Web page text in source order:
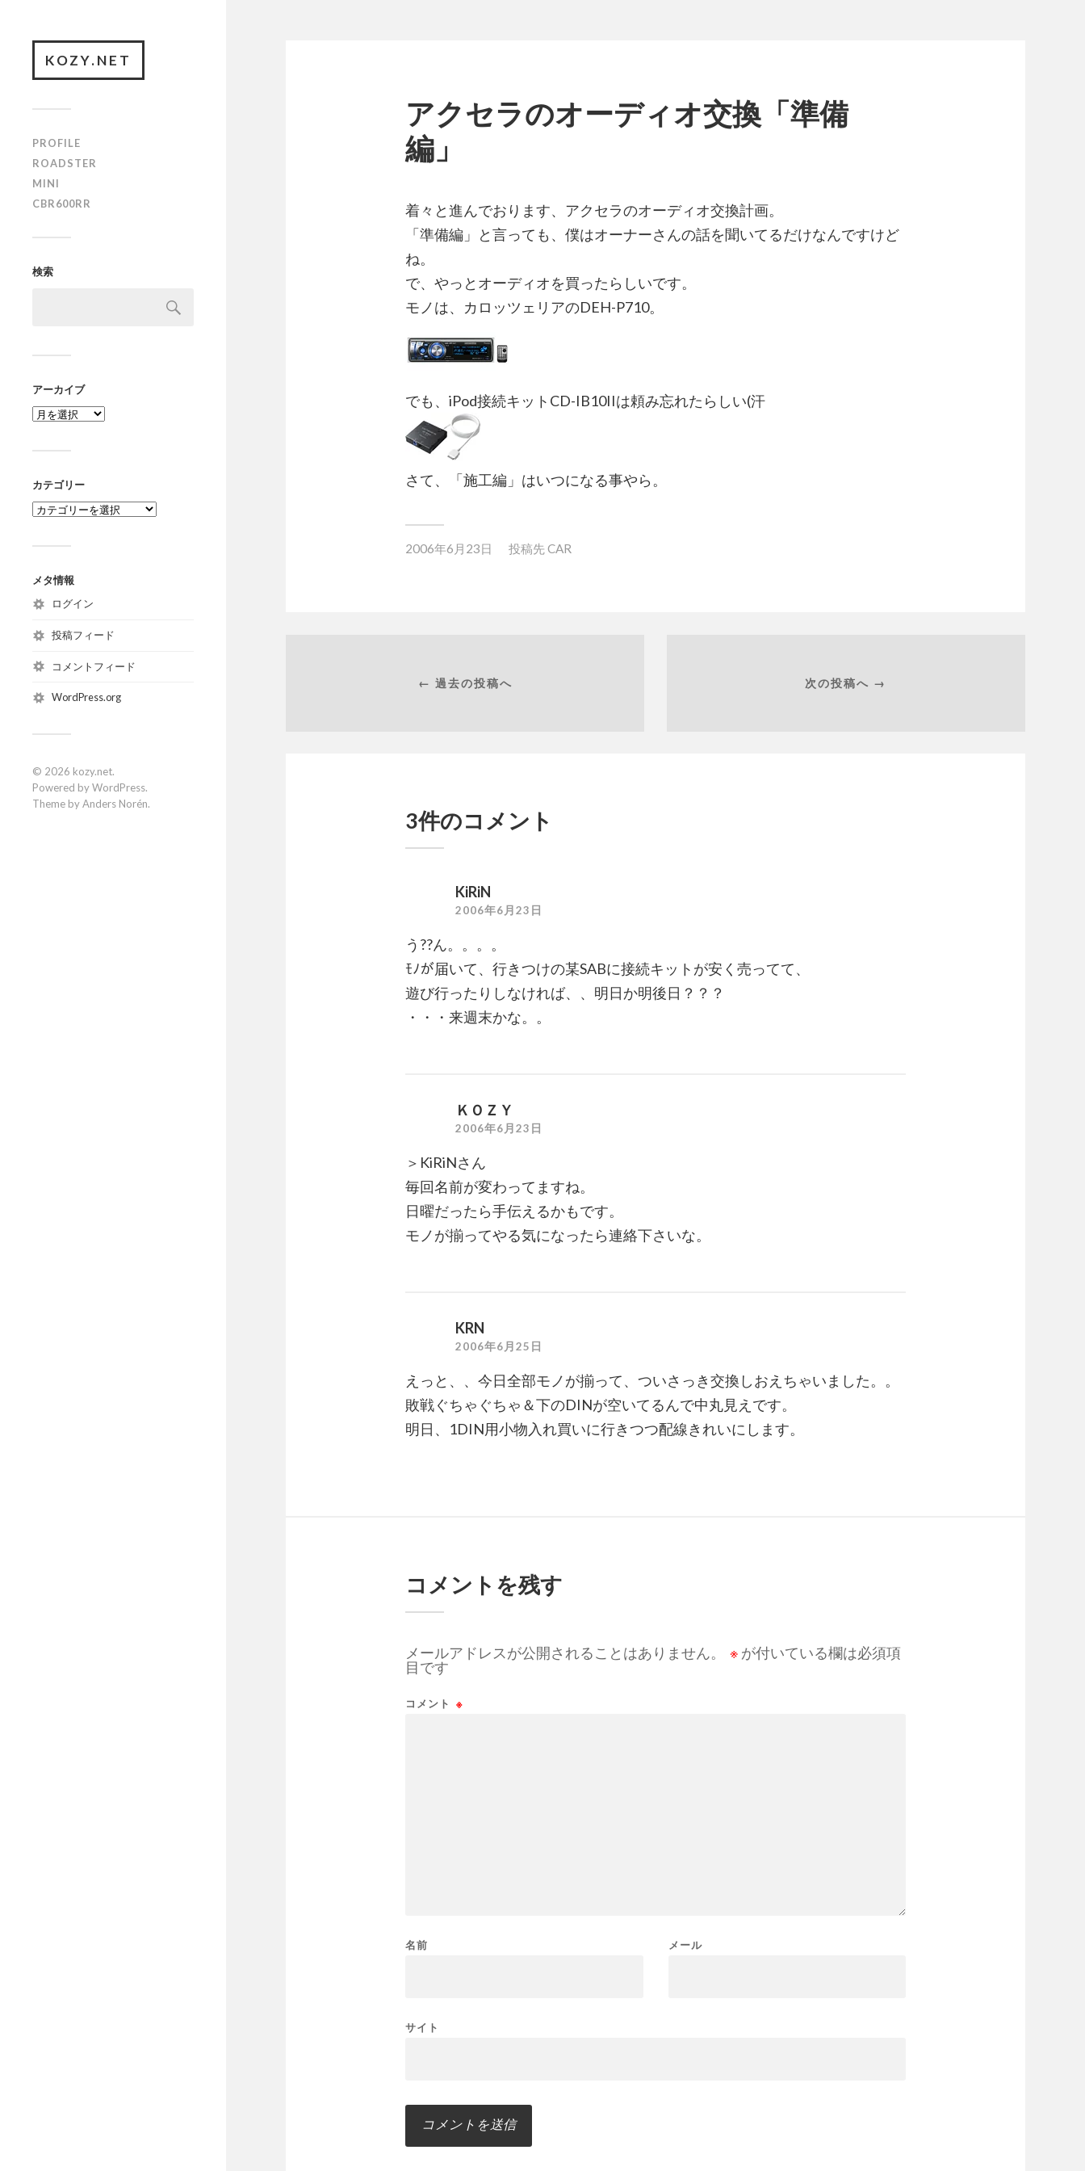
KOZY.NET
PROFILE
ROADSTER
MINI
CBR600RR
検索
アーカイブ
カテゴリー
メタ情報
ログイン
投稿フィード
コメントフィード
WordPress.org
© 2026 kozy.net.
Powered byWordPress.
Theme byAnders Norén.
アクセラのオーディオ交換「準備
編」
着々と進んでおります、アクセラのオーディオ交換計画。
「準備編」と言っても、僕はオーナーさんの話を聞いてるだけなんですけど
ね。
で、やっとオーディオを買ったらしいです。
モノは、カロッツェリアのDEH-P710。
でも、iPod接続キットCD-IB10IIは頼み忘れたらしい(汗
さて、「施工編」はいつになる事やら。
2006年6月23日 投稿先 CAR
← 過去の投稿へ 次の投稿へ →
3件のコメント
KiRiN
2006年6月23日
う??ん。。。。
ﾓﾉが届いて、行きつけの某SABに接続キットが安く売ってて、
遊び行ったりしなければ、、明日か明後日？？？
・・・来週末かな。。
ＫＯＺＹ
2006年6月23日
＞KiRiNさん
毎回名前が変わってますね。
日曜だったら手伝えるかもです。
モノが揃ってやる気になったら連絡下さいな。
KRN
2006年6月25日
えっと、、今日全部モノが揃って、ついさっき交換しおえちゃいました。。
敗戦ぐちゃぐちゃ＆下のDINが空いてるんで中丸見えです。
明日、1DIN用小物入れ買いに行きつつ配線きれいにします。
コメントを残す
メールアドレスが公開されることはありません。 ※ が付いている欄は必須項
目です
コメント ※
名前 メール
サイト